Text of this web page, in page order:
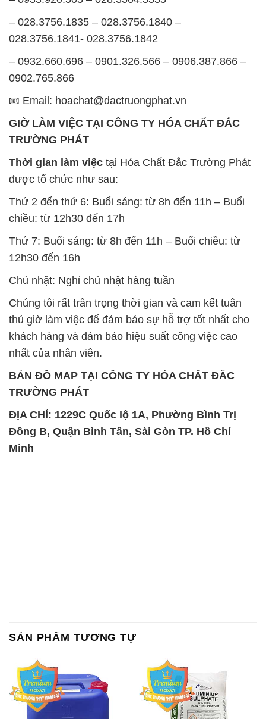
– 028.3756.1835 – 028.3756.1840 –
028.3756.1841- 028.3756.1842
– 0932.660.696 – 0901.326.566 – 0906.387.866 –
0902.765.866
📧 Email: hoachat@dactruongphat.vn
GIỜ LÀM VIỆC TẠI CÔNG TY HÓA CHẤT ĐẮC
TRƯỜNG PHÁT
Thời gian làm việc tại Hóa Chất Đắc Trường Phát
được tổ chức như sau:
Thứ 2 đến thứ 6: Buổi sáng: từ 8h đến 11h – Buổi
chiều: từ 12h30 đến 17h
Thứ 7: Buổi sáng: từ 8h đến 11h – Buổi chiều: từ
12h30 đến 16h
Chủ nhật: Nghỉ chủ nhật hàng tuần
Chúng tôi rất trân trọng thời gian và cam kết tuân
thủ giờ làm việc để đảm bảo sự hỗ trợ tốt nhất cho
khách hàng và đảm bảo hiệu suất công việc cao
nhất của nhân viên.
BẢN ĐỒ MAP TẠI CÔNG TY HÓA CHẤT ĐẮC
TRƯỜNG PHÁT
ĐỊA CHỈ: 1229C Quốc lộ 1A, Phường Bình Trị
Đông B, Quận Bình Tân, Sài Gòn TP. Hồ Chí
Minh
SẢN PHẨM TƯƠNG TỰ